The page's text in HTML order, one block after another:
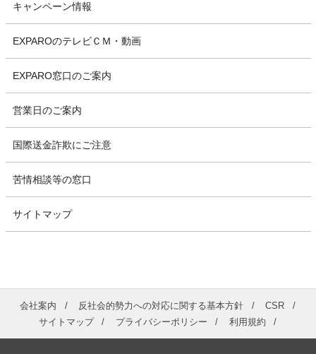
キャンペーン情報
EXPAROのテレビＣＭ・動画
EXPARO窓口のご案内
営業日のご案内
国際送金詐欺にご注意
苦情相談等の窓口
サイトマップ
会社案内 反社会的勢力への対応に関する基本方針
CSR
サイトマップ
プライバシーポリシー 利用規約